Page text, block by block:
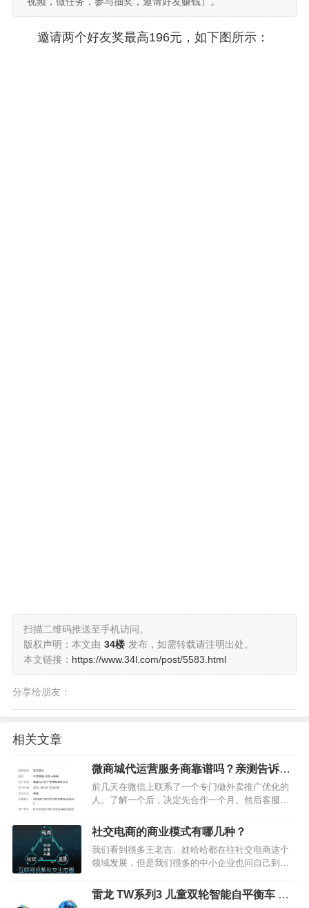
邀请两个好友奖最高196元，如下图所示：
扫描二维码推送至手机访问。
版权声明：本文由 34楼 发布，如需转载请注明出处。
本文链接： https://www.34l.com/post/5583.html
分享给朋友：
相关文章
微商城代运营服务商靠谱吗？亲测告诉你
真相
前几天在微信上联系了一个专门做外卖推广优化的
人。了解一个后，决定先合作一个月。然后客服把
师。客服给了我一个购买连接，购买成功后，我就
有了一把钥匙。客服会发一个二维码登录他们的系
统。扫码登录后，输入密…
社交电商的商业模式有哪几种？
我们看到很多王老吉、娃哈哈都在往社交电商这个
领域发展，但是我们很多的中小企业也问自己到底
雨老师这场年会与企业家们一起来分析一下社交电
商的解决方案。…
雷龙 TW系列3 儿童双轮智能自平衡车 代